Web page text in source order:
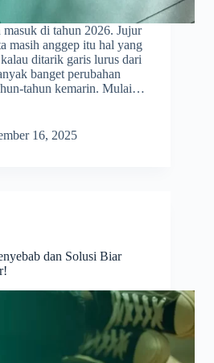
di tahun 2026. Jujur
masih anggep itu hal yang
ditarik garis lurus dari
banget perubahan
tahun kemarin. Mulai…
16, 2025
dan Solusi Biar